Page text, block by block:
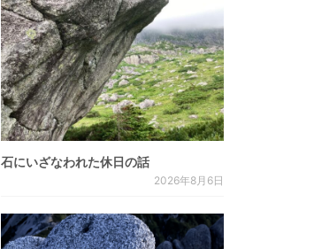
石にいざなわれた休日の話
2026年8月6日